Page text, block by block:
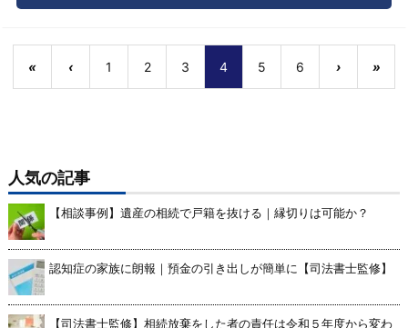
« ‹ 1 2 3 4 5 6 › »
人気の記事
【相談事例】遺産の相続で戸籍を抜ける｜縁切りは可能か？
認知症の家族に朗報｜預金の引き出しが簡単に【司法書士監修】
【司法書士監修】相続放棄をした者の責任は令和５年度から変わ